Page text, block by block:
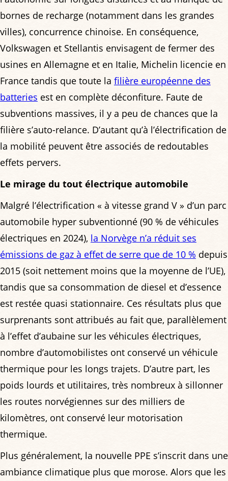
bornes de recharge (notamment dans les grandes
villes), concurrence chinoise. En conséquence,
Volkswagen et Stellantis envisagent de fermer des
usines en Allemagne et en Italie, Michelin licencie en
France tandis que toute la filière européenne des
batteries est en complète déconfiture. Faute de
subventions massives, il y a peu de chances que la
filière s’auto-relance. D’autant qu’à l’électrification de
la mobilité peuvent être associés de redoutables
effets pervers.
Le mirage du tout électrique automobile
Malgré l’électrification « à vitesse grand V » d’un parc
automobile hyper subventionné (90 % de véhicules
électriques en 2024), la Norvège n’a réduit ses
émissions de gaz à effet de serre que de 10 % depuis
2015 (soit nettement moins que la moyenne de l’UE),
tandis que sa consommation de diesel et d’essence
est restée quasi stationnaire. Ces résultats plus que
surprenants sont attribués au fait que, parallèlement
à l’effet d’aubaine sur les véhicules électriques,
nombre d’automobilistes ont conservé un véhicule
thermique pour les longs trajets. D’autre part, les
poids lourds et utilitaires, très nombreux à sillonner
les routes norvégiennes sur des milliers de
kilomètres, ont conservé leur motorisation
thermique.
Plus généralement, la nouvelle PPE s’inscrit dans une
ambiance climatique plus que morose. Alors que les